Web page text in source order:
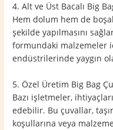
4. Alt ve Üst Bacalı Big
Hem dolum hem de
şekilde yapılmasını
formundaki malzemeler
endüstrilerinde yaygın
5. Özel Üretim Big Bag
Bazı işletmeler,
edebilir. Bu çuvallar,
koşullarına veya